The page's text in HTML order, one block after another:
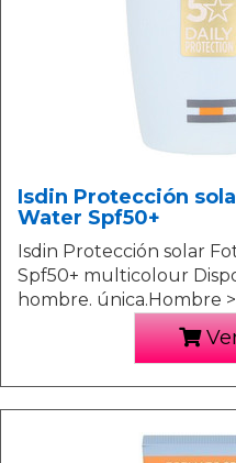
Isdin Protección
Water Spf50+
Isdin Protección solar
Spf50+ multicolour
hombre. única.Hombre